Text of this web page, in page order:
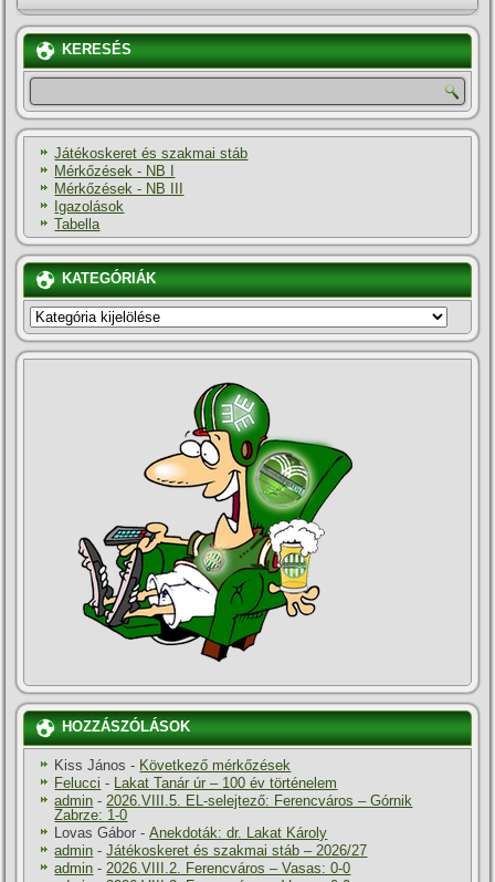
KERESÉS
Játékoskeret és szakmai stáb
Mérkőzések - NB I
Mérkőzések - NB III
Igazolások
Tabella
KATEGÓRIÁK
KATEGÓRIÁK
HOZZÁSZÓLÁSOK
Kiss János - Következő mérkőzések
Felucci - Lakat Tanár úr – 100 év történelem
admin - 2026.VIII.5. EL-selejtező: Ferencváros – Górnik
Zabrze: 1-0
Lovas Gábor -Anekdoták: dr. Lakat Károly
admin -Játékoskeret és szakmai stáb – 2026/27
admin - 2026.VIII.2. Ferencváros – Vasas: 0-0